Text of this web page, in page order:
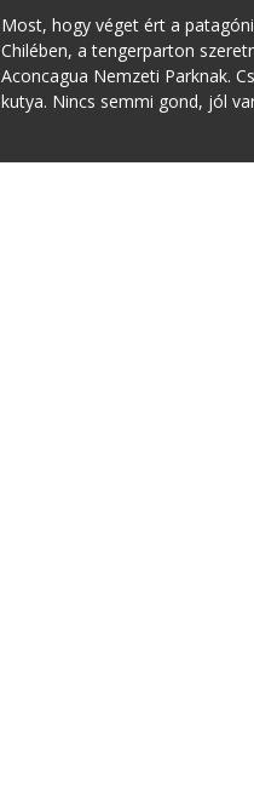
Most, hogy véget ért a
Chilében, a tengerparton
Aconcagua Nemzeti Parknak.
kutya. Nincs semmi gond, jól